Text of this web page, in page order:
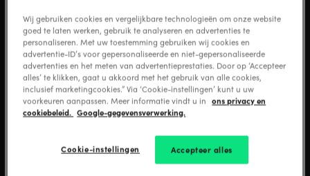
Voornaam*
E-mail adres*
Ja, ik ontvang graag nieuws van Stage Entertainment en ik
ga akkoord met de verwerking van mijn
Wij gebruiken cookies en vergelijkbare technologieën om onze website
goed te laten werken, gebruik te analyseren en advertenties te
personaliseren. Met uw toestemming gebruiken wij cookies en
advertentie-ID’s voor gepersonaliseerde en niet-gepersonaliseerde
advertenties en het meten van advertentieprestaties. Door op ‘Accepteer
alles’ te klikken, gaat u akkoord met het gebruik van alle cookies,
inclusief marketingcookies.” Via ‘Cookie-instellingen’ kunt u uw
voorkeuren aanpassen. Meer informatie vindt u in
ons privacy en
cookiebeleid. Google-gegevensverwerking.
Accepteer alles
Cookie-instellingen